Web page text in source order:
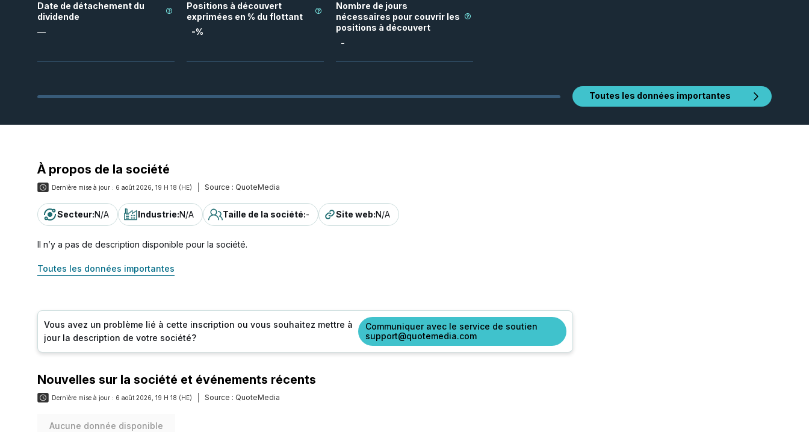
Date de détachement du
dividende
—
Positions à découvert
exprimées en % du flottant
-%
Nombre de jours
nécessaires pour couvrir les
positions à découvert
-
Toutes les données importantes
À propos de la société
Dernière mise à jour : 6 août 2026, 19 H 18 (HE) Source : QuoteMedia
Secteur:N/A Industrie:N/A Taille de la société:- Site web:N/A
Il n’y a pas de description disponible pour la société.
Toutes les données importantes
Vous avez un problème lié à cette inscription ou vous souhaitez mettre à
jour la description de votre société?
Communiquer avec le service de soutien
support@quotemedia.com
Nouvelles sur la société et événements récents
Dernière mise à jour : 6 août 2026, 19 H 18 (HE) Source : QuoteMedia
Aucune donnée disponible